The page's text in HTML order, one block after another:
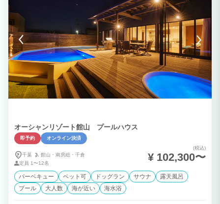
オーシャンリゾート館山 プールハウス
即予約 オンライン決済
千葉 館山・ 南房総・ 千倉
定員 1〜12名
(税込)
¥ 102,300〜
バーベキュー ペット可 ドッグラン サウナ
露天風呂
プール
大人数 海が近い 海水浴